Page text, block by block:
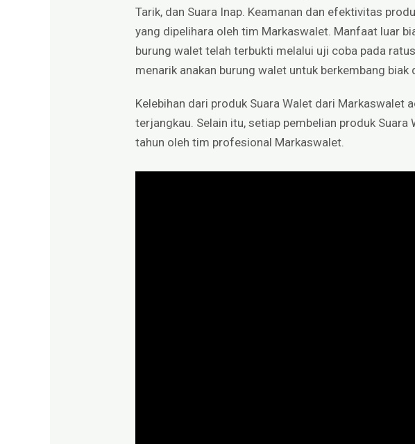
Tarik, dan Suara Inap. Keamanan dan efektivitas
yang dipelihara oleh tim Markaswalet. Manfaat luar
burung walet telah terbukti melalui uji coba pada
menarik anakan burung walet untuk berkembang biak
Kelebihan dari produk Suara Walet dari Markaswalet
terjangkau. Selain itu, setiap pembelian produk
tahun oleh tim profesional Markaswalet.